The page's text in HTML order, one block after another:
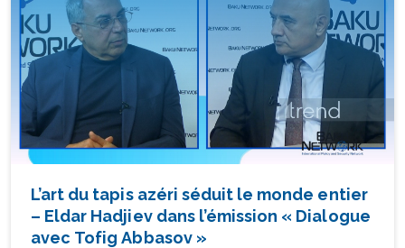
L’art du tapis azéri séduit le monde entier
– Eldar Hadjiev dans l’émission « Dialogue
avec Tofig Abbasov »